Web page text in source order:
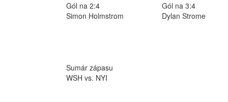
Gól na 2:4
Simon Holmstrom
Gól na 3:4
Dylan Strome
Sumár zápasu
WSH vs. NYI